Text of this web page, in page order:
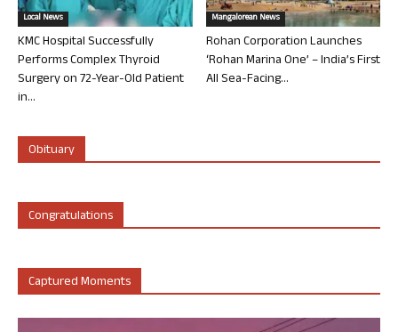
Local News
KMC Hospital Successfully
Performs Complex Thyroid
Surgery on 72-Year-Old Patient
in...
Mangalorean News
Rohan Corporation Launches
‘Rohan Marina One’ – India’s First
All Sea-Facing...
Obituary
Congratulations
Captured Moments